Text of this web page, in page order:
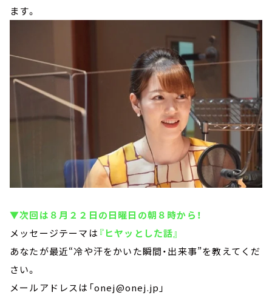
ます。
▼次回は８月２２日の日曜日の朝８時から！
メッセージテーマは 『ヒヤッとした話』
あなたが最近“冷や汗をかいた瞬間・出来事”を教えてくだ
さい。
メールアドレスは「onej@onej.jp」